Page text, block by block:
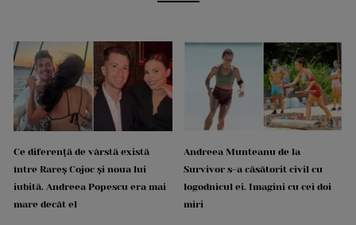
Ce diferență de vârstă există
între Rareș Cojoc și noua lui
iubită. Andreea Popescu era mai
mare decât el
Andreea Munteanu de la
Survivor s-a căsătorit civil cu
logodnicul ei. Imagini cu cei doi
miri